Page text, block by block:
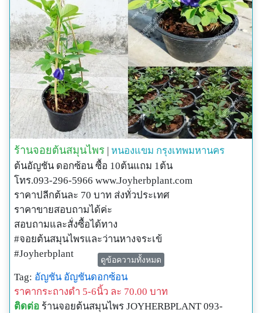
ร้านจอยต้นสมุนไพร | หนองแขม กรุงเทพมหานคร
ต้นอัญชัน ดอกซ้อน ซื้อ 10ต้นแถม 1ต้น
โทร.093-296-5966 www.Joyherbplant.com
ราคาปลีกต้นละ 70 บาท ส่งทั่วประเทศ
ราคาขายสอบถามได้ค่ะ
สอบถามและสั่งซื้อได้ทาง
#จอยต้นสมุนไพรและว่านหางจระเข้
#Joyherbplant
LINE ID(ใหม่): @JOYHERBPLANT (มี @ นำหน้า)
www.Joyherbplant.com
ดูข้อความทั้งหมด
Tag: อัญชัน อัญชันดอกซ้อน
ราคากระถางดำ 5-6นิ้ว ละ 70.00 บาท
ติดต่อ ร้านจอยต้นสมุนไพร JOYHERBPLANT 093-